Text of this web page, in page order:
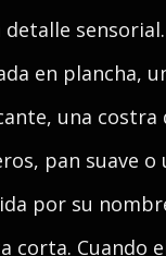
en plancha,
una costra
pan suave o
por su
corta. Cuando